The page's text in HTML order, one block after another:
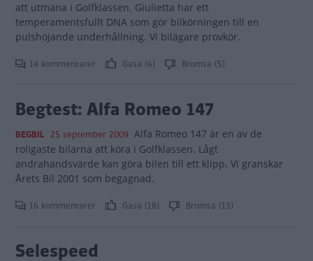
att utmana i Golfklassen. Giulietta har ett
temperamentsfullt DNA som gör bilkörningen till en
pulshöjande underhållning. Vi bilägare provkör.
14 kommentarer Gasa (6) Bromsa (5)
Begtest: Alfa Romeo 147
BEGBIL 25 september 2009 Alfa Romeo 147 är en av de
roligaste bilarna att köra i Golfklassen. Lågt
andrahandsvärde kan göra bilen till ett klipp. Vi granskar
Årets Bil 2001 som begagnad.
16 kommentarer Gasa (18) Bromsa (13)
Selespeed